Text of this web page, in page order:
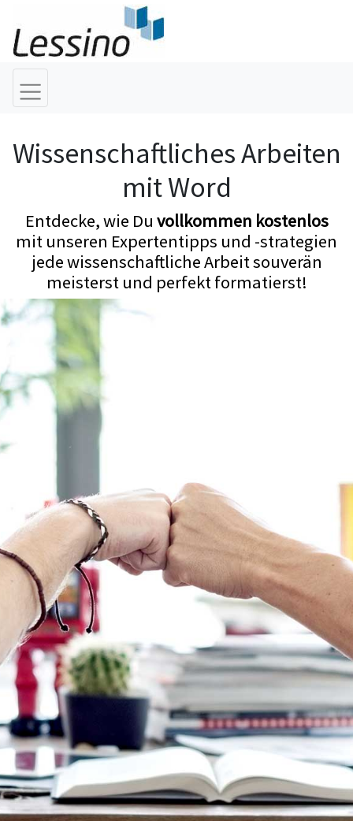
Wissenschaftliches Arbeiten
mit Word
Entdecke, wie Du vollkommen kostenlos
mit unseren Expertentipps und -strategien
jede wissenschaftliche Arbeit souverän
meisterst und perfekt formatierst!